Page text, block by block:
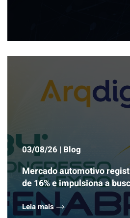
03/08/26 | Blog
Mercado automotivo
de 16% e impulsiona a
Leia mais